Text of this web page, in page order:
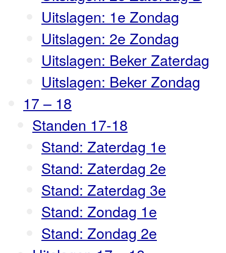
Uitslagen: 1e Zondag
Uitslagen: 2e Zondag
Uitslagen: Beker Zaterdag
Uitslagen: Beker Zondag
17 – 18
Standen 17-18
Stand: Zaterdag 1e
Stand: Zaterdag 2e
Stand: Zaterdag 3e
Stand: Zondag 1e
Stand: Zondag 2e